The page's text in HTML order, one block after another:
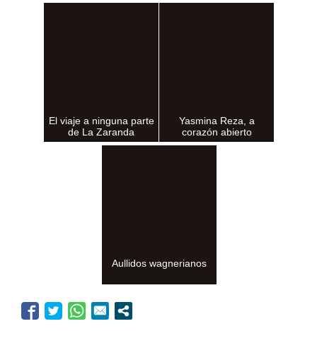
El viaje a ninguna parte
de La Zaranda
Yasmina Reza, a
corazón abierto
Aullidos wagnerianos